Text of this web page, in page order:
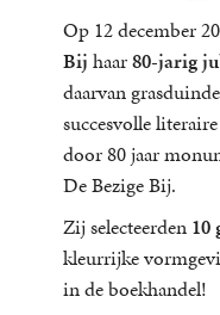
Op 12 december
Bij haar80-jarig
daarvan
succesvolle
door 80 jaar
De Bezige Bij.
Zij selecteerden 10
kleurrijke
in de boekhandel!